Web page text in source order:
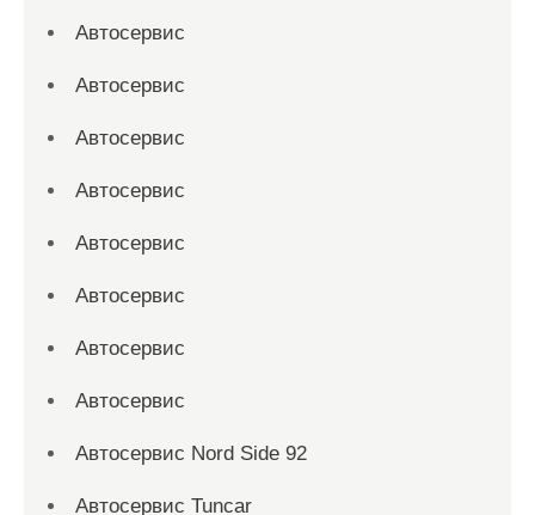
Автосервис
Автосервис
Автосервис
Автосервис
Автосервис
Автосервис
Автосервис
Автосервис
Автосервис Nord Side 92
Автосервис Tuncar